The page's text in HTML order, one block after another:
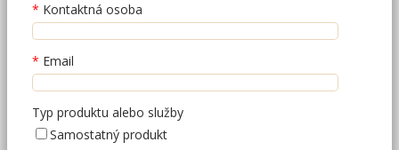
Kontaktná osoba
Email
Typ produktu alebo služby
Samostatný produkt